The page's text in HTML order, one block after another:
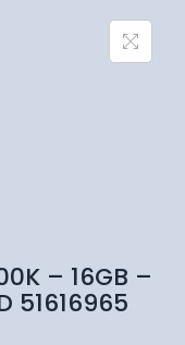
– 16GB –
51616965